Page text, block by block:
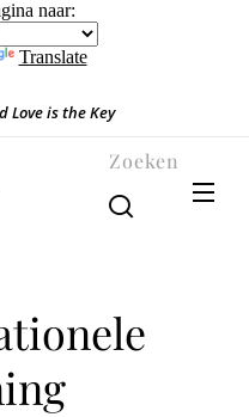
naar:
Translate
Love is the Key❤️
Zoeken